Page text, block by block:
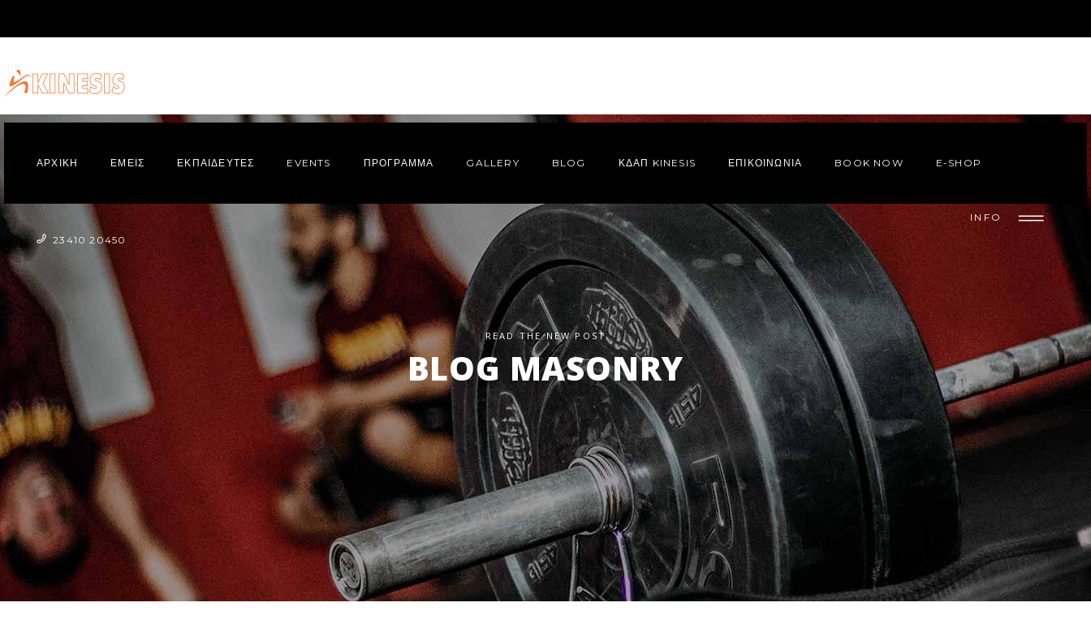
ΑΡΧΙΚΗ ΕΜΕΙΣ ΕΚΠΑΙΔΕΥΤΕΣ EVENTS ΠΡΌΓΡΑΜΜΑ GALLERY BLOG ΚΔΑΠ KINESIS ΕΠΙΚΟΙΝΩΝΙΑ BOOK NOW E-SHOP
23410 20450
INFO
READ THE NEW POST
BLOG MASONRY